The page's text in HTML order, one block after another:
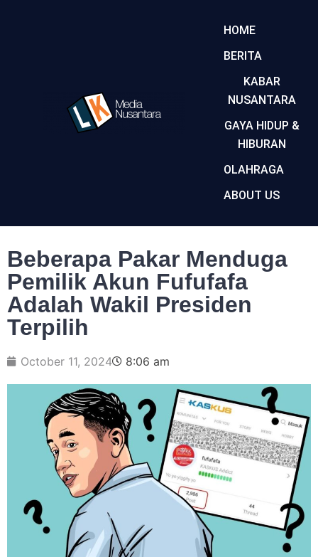
HOME
BERITA
KABAR
NUSANTARA
GAYA HIDUP &
HIBURAN
OLAHRAGA
ABOUT US
Beberapa Pakar Menduga
Pemilik Akun Fufufafa
Adalah Wakil Presiden
Terpilih
October 11, 2024 8:06 am